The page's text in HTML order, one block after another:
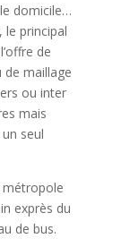
domicile…
le principal
de
maillage
ou inter
mais
seul
métropole
exprès du
de bus.